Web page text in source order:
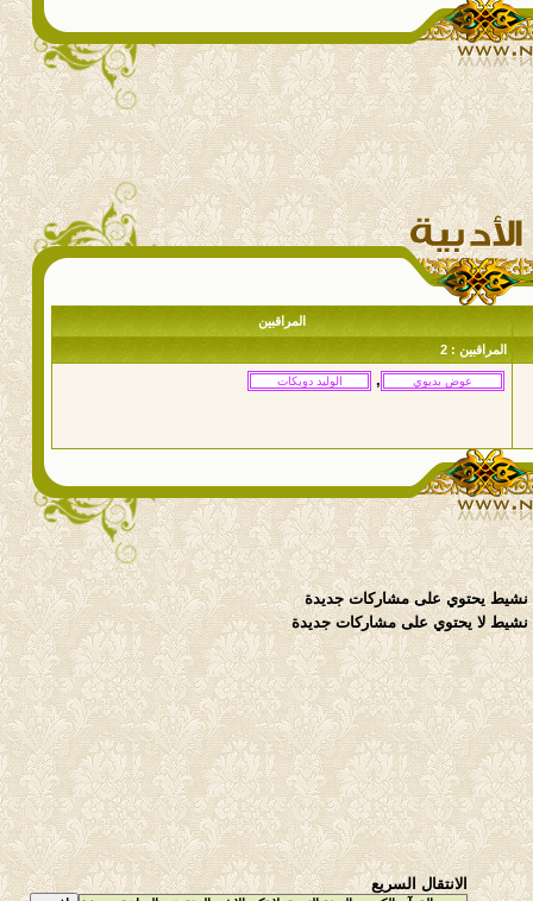
المراقبين
المراقبين : 2
,
يحتوي على مشاركات جديدة
لا يحتوي على مشاركات جديدة
الانتقال السريع